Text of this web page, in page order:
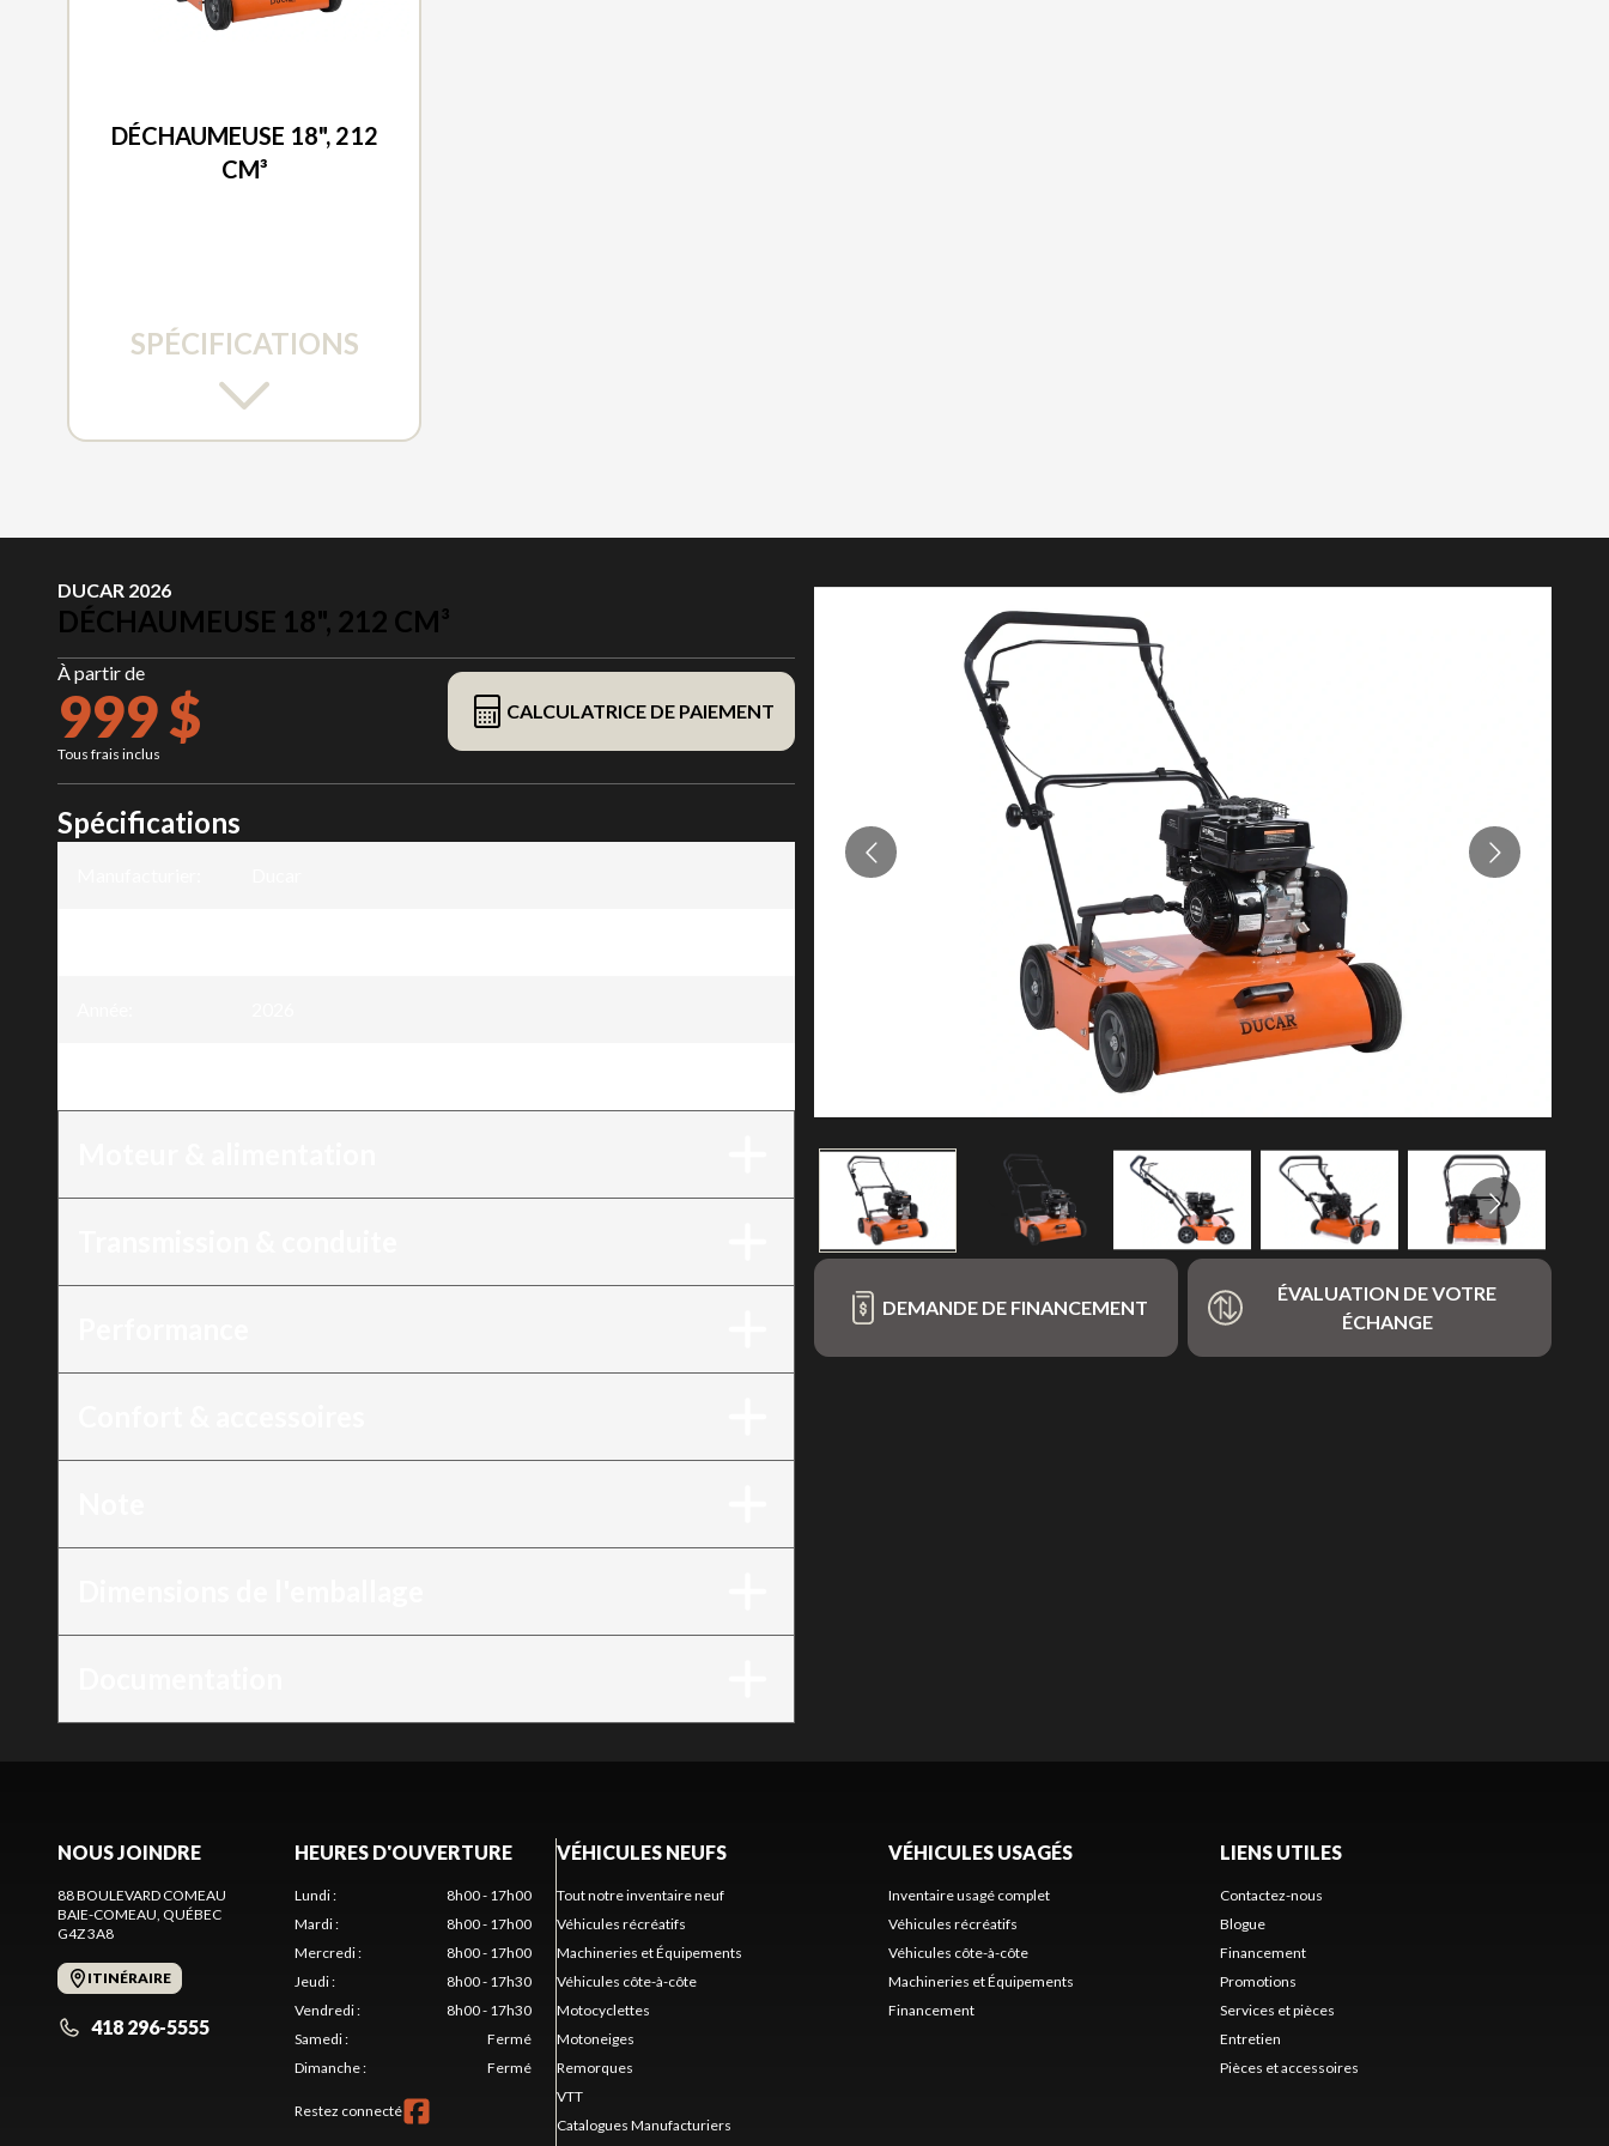
DÉCHAUMEUSE 18", 212
CM³
SPÉCIFICATIONS
DUCAR 2026
DÉCHAUMEUSE 18", 212 CM³
À partir de
999 $
Tous frais inclus
CALCULATRICE DE PAIEMENT
DEMANDE DE FINANCEMENT
ÉVALUATION DE VOTRE
ÉCHANGE
Spécifications
NOUS JOINDRE
88 BOULEVARD COMEAU
BAIE-COMEAU , QUÉBEC
G4Z 3A8
ITINÉRAIRE
418 296-5555
HEURES D'OUVERTURE
Lundi:
8h00 - 17h00
Mardi:
8h00 - 17h00
Mercredi:
8h00 - 17h00
Jeudi:
8h00 - 17h30
Vendredi:
8h00 - 17h30
Samedi:
Fermé
Dimanche: Fermé
Restez connecté
VÉHICULES NEUFS
Tout notre inventaire neuf
Véhicules récréatifs
Machineries et Équipements
Véhicules côte-à-côte
Motocyclettes
Motoneiges
Remorques
VTT
Catalogues Manufacturiers
VÉHICULES USAGÉS
Inventaire usagé complet
Véhicules récréatifs
Véhicules côte-à-côte
Machineries et Équipements
Financement
LIENS UTILES
Contactez-nous
Blogue
Financement
Promotions
Services et pièces
Entretien
Pièces et accessoires